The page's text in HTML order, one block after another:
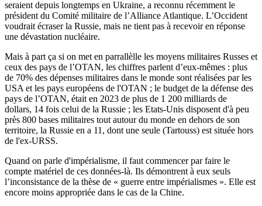
seraient depuis longtemps en Ukraine, a reconnu récemment le
président du Comité militaire de l’Alliance Atlantique. L’Occident
voudrait écraser la Russie, mais ne tient pas à recevoir en réponse
une dévastation nucléaire.
Mais à part ça si on met en parrallèlle les moyens militaires Russes et
ceux des pays de l’OTAN, les chiffres parlent d’eux-mêmes : plus
de 70% des dépenses militaires dans le monde sont réalisées par les
USA et les pays européens de l'OTAN ; le budget de la défense des
pays de l’OTAN, était en 2023 de plus de 1 200 milliards de
dollars, 14 fois celui de la Russie ; les Etats-Unis disposent d'à peu
près 800 bases militaires tout autour du monde en dehors de son
territoire, la Russie en a 11, dont une seule (Tartouss) est située hors
de l'ex-URSS.
Quand on parle d'impérialisme, il faut commencer par faire le
compte matériel de ces données-là. Ils démontrent à eux seuls
l’inconsistance de la thèse de « guerre entre impérialismes ». Elle est
encore moins appropriée dans le cas de la Chine.